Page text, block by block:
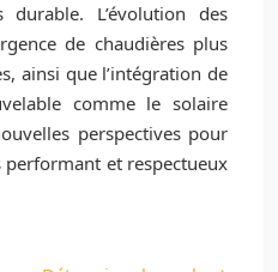
L’évolution des
de chaudières plus
ainsi que l’intégration de
comme le solaire
perspectives pour
et respectueux